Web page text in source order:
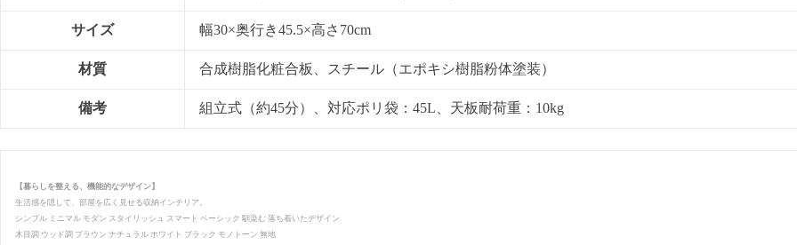
サイズ 幅30×奥行き45.5×高さ70cm
材質 合成樹脂化粧合板、スチール（エポキシ樹脂粉体塗装）
備考 組立式（約45分）、対応ポリ袋：45L、天板耐荷重：10kg
【暮らしを整える、機能的なデザイン】
生活感を隠して、部屋を広く見せる収納インテリア。
シンプル ミニマル モダン スタイリッシュ スマート ベーシック 馴染む 落ち着いたデザイン
木目調 ウッド調 ブラウン ナチュラル ホワイト ブラック モノトーン 無地